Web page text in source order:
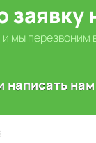
мы перезвоним
написать